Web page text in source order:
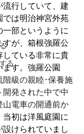
る
行していて、建
では明治神宮外苑
部というように
すが、箱根強羅公
している非常に貴
す。強羅公園
階級の親睦･保養施
発された中で中
山電車の開通前か
当初は洋風庭園に
けられていまし